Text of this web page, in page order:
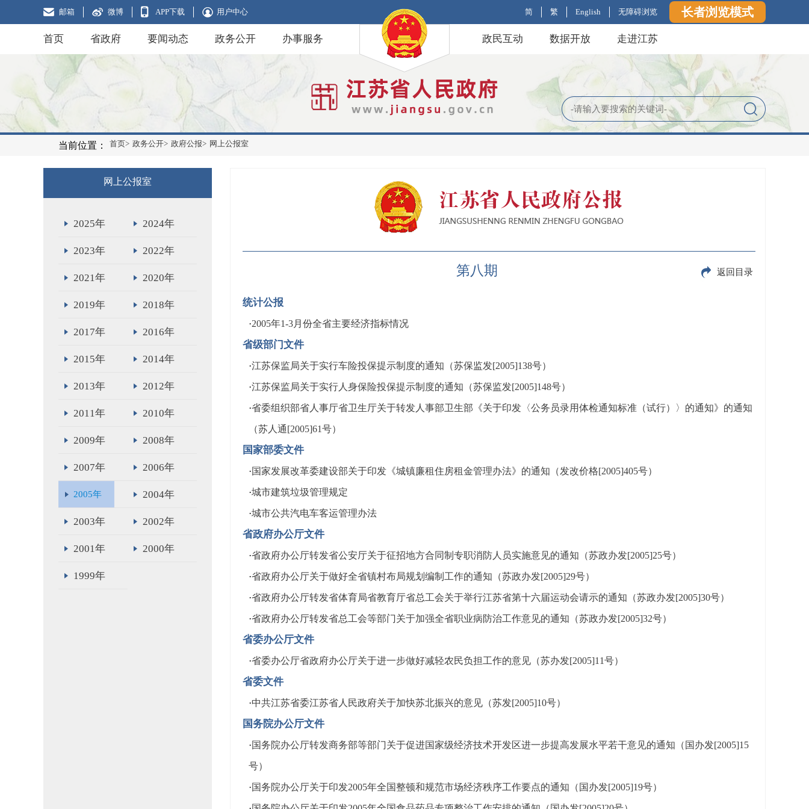
邮箱 微博 APP下载 用户中心 简 繁 English 无障碍浏览 长者浏览模式
首页 省政府 要闻动态 政务公开 办事服务 政民互动 数据开放 走进江苏
当前位置： 首页> 政务公开> 政府公报> 网上公报室
网上公报室
2025年 2024年
2023年 2022年
2021年 2020年
2019年 2018年
2017年 2016年
2015年 2014年
2013年 2012年
2011年 2010年
2009年 2008年
2007年 2006年
2005年 2004年
2003年 2002年
2001年 2000年
1999年
第八期 返回目录
统计公报
·2005年1-3月份全省主要经济指标情况
省级部门文件
·江苏保监局关于实行车险投保提示制度的通知（苏保监发[2005]138号）
·江苏保监局关于实行人身保险投保提示制度的通知（苏保监发[2005]148号）
·省委组织部省人事厅省卫生厅关于转发人事部卫生部《关于印发〈公务员录用体检通知标准（试行）〉的通知》的通知
（苏人通[2005]61号）
国家部委文件
·国家发展改革委建设部关于印发《城镇廉租住房租金管理办法》的通知（发改价格[2005]405号）
·城市建筑垃圾管理规定
·城市公共汽电车客运管理办法
省政府办公厅文件
·省政府办公厅转发省公安厅关于征招地方合同制专职消防人员实施意见的通知（苏政办发[2005]25号）
·省政府办公厅关于做好全省镇村布局规划编制工作的通知（苏政办发[2005]29号）
·省政府办公厅转发省体育局省教育厅省总工会关于举行江苏省第十六届运动会请示的通知（苏政办发[2005]30号）
·省政府办公厅转发省总工会等部门关于加强全省职业病防治工作意见的通知（苏政办发[2005]32号）
省委办公厅文件
·省委办公厅省政府办公厅关于进一步做好减轻农民负担工作的意见（苏办发[2005]11号）
省委文件
·中共江苏省委江苏省人民政府关于加快苏北振兴的意见（苏发[2005]10号）
国务院办公厅文件
·国务院办公厅转发商务部等部门关于促进国家级经济技术开发区进一步提高发展水平若干意见的通知（国办发[2005]15
号）
·国务院办公厅关于印发2005年全国整顿和规范市场经济秩序工作要点的通知（国办发[2005]19号）